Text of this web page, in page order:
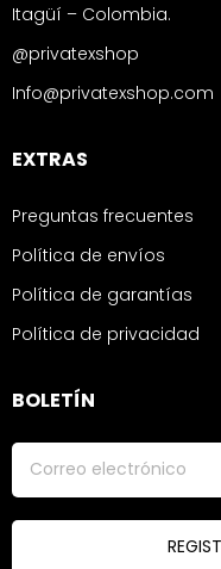
Itagüí – Colombia.
@privatexshop
Info@privatexshop.com
EXTRAS
Preguntas frecuentes
Política de envíos
Política de garantías
Política de privacidad
BOLETÍN